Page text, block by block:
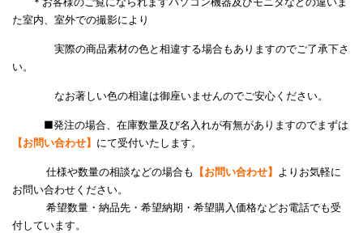
た室内、室外での撮影により
実際の商品素材の色と相違する場合もありますのでご了承下さ
い。
なお著しい色の相違は御座いませんのでご安心ください。
■発注の場合、在庫数量及び名入れが有無がありますのでまずは
【お問い合わせ】 にて受付いたします。
仕様や数量の相談などの場合も 【お問い合わせ】
よりお気軽に
お問い合わせください。
希望数量・納品先・希望納期・希望購入価格などお電話でも受
付しています。